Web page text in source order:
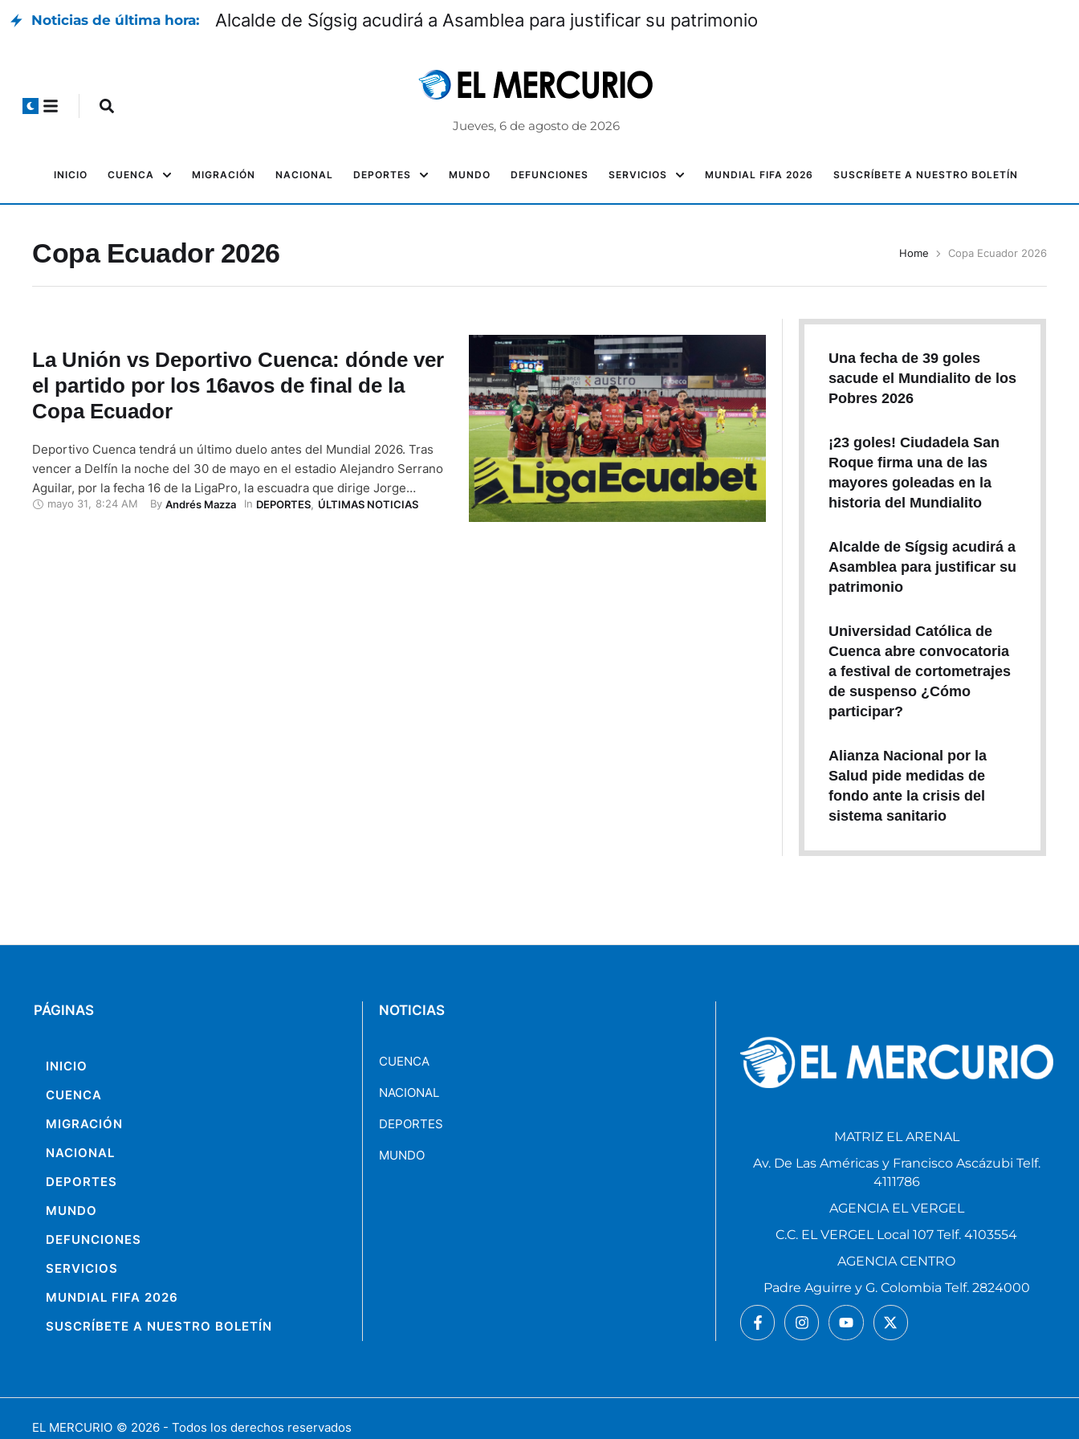
Noticias de última hora: Alcalde de Sígsig acudirá a Asamblea para justificar su patrimonio
Jueves, 6 de agosto de 2026
INICIO CUENCA MIGRACIÓN NACIONAL DEPORTES MUNDO DEFUNCIONES SERVICIOS MUNDIAL FIFA 2026 SUSCRÍBETE A NUESTRO BOLETÍN
Copa Ecuador 2026 Home Copa Ecuador 2026
La Unión vs Deportivo Cuenca: dónde ver
el partido por los 16avos de final de la
Copa Ecuador
Deportivo Cuenca tendrá un último duelo antes del Mundial 2026. Tras
vencer a Delfín la noche del 30 de mayo en el estadio Alejandro Serrano
Aguilar, por la fecha 16 de la LigaPro, la escuadra que dirige Jorge
Célico se enfrentará al Club Deportivo La Unión, de la provincia de
mayo 31 8:24 AM By Andrés Mazza In DEPORTES, ÚLTIMAS NOTICIAS
Una fecha de 39 goles
sacude el Mundialito de los
Pobres 2026
¡23 goles! Ciudadela San
Roque firma una de las
mayores goleadas en la
historia del Mundialito
Alcalde de Sígsig acudirá a
Asamblea para justificar su
patrimonio
Universidad Católica de
Cuenca abre convocatoria
a festival de cortometrajes
de suspenso ¿Cómo
participar?
Alianza Nacional por la
Salud pide medidas de
fondo ante la crisis del
sistema sanitario
PÁGINAS
INICIO
CUENCA
MIGRACIÓN
NACIONAL
DEPORTES
MUNDO
DEFUNCIONES
SERVICIOS
MUNDIAL FIFA 2026
SUSCRÍBETE A NUESTRO BOLETÍN
NOTICIAS
CUENCA
NACIONAL
DEPORTES
MUNDO
MATRIZ EL ARENAL
Av. De Las Américas y Francisco Ascázubi Telf.
4111786
AGENCIA EL VERGEL
C.C. EL VERGEL Local 107 Telf. 4103554
AGENCIA CENTRO
Padre Aguirre y G. Colombia Telf. 2824000
EL MERCURIO © 2026 - Todos los derechos reservados